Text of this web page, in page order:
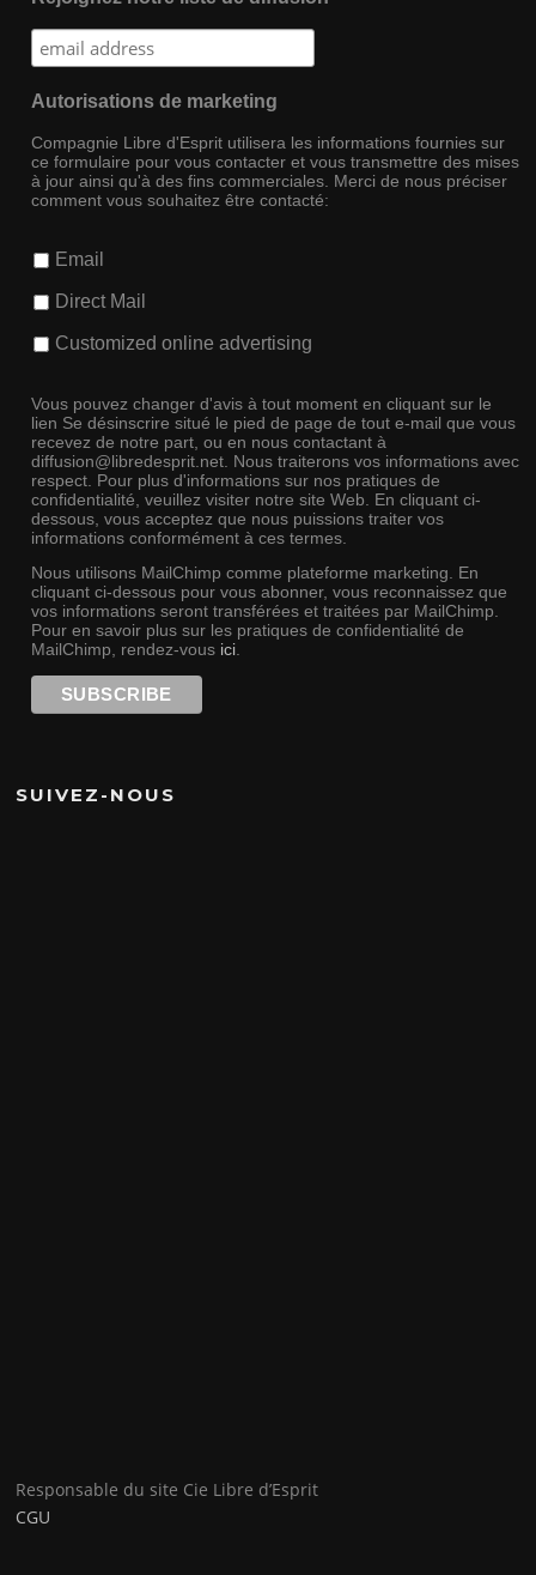
Autorisations de marketing
Compagnie Libre d'Esprit utilisera les informations fournies sur
ce formulaire pour vous contacter et vous transmettre des mises
à jour ainsi qu'à des fins commerciales. Merci de nous préciser
comment vous souhaitez être contacté:
Email
Direct Mail
Customized online advertising
Vous pouvez changer d'avis à tout moment en cliquant sur le
lien Se désinscrire situé le pied de page de tout e-mail que vous
recevez de notre part, ou en nous contactant à
diffusion@libredesprit.net. Nous traiterons vos informations avec
respect. Pour plus d'informations sur nos pratiques de
confidentialité, veuillez visiter notre site Web. En cliquant ci-
dessous, vous acceptez que nous puissions traiter vos
informations conformément à ces termes.
Nous utilisons MailChimp comme plateforme marketing. En
cliquant ci-dessous pour vous abonner, vous reconnaissez que
vos informations seront transférées et traitées par MailChimp.
Pour en savoir plus sur les pratiques de confidentialité de
MailChimp, rendez-vous ici.
SUIVEZ-NOUS
Responsable du site Cie Libre d’Esprit
CGU